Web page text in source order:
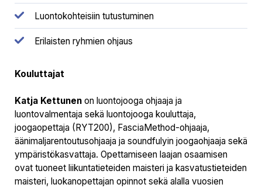
Luontokohteisiin tutustuminen
Erilaisten ryhmien ohjaus
Kouluttajat
Katja Kettunen on luontojooga ohjaaja ja
luontovalmentaja sekä luontojooga kouluttaja,
joogaopettaja (RYT200), FasciaMethod-ohjaaja,
äänimaljarentoutusohjaaja ja soundfulyin joogaohjaaja sekä
ympäristökasvattaja. Opettamiseen laajan osaamisen
ovat tuoneet liikuntatieteiden maisteri ja kasvatustieteiden
maisteri, luokanopettajan opinnot sekä alalla vuosien